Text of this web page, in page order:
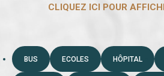
BUS ECOLES HÔPITAL